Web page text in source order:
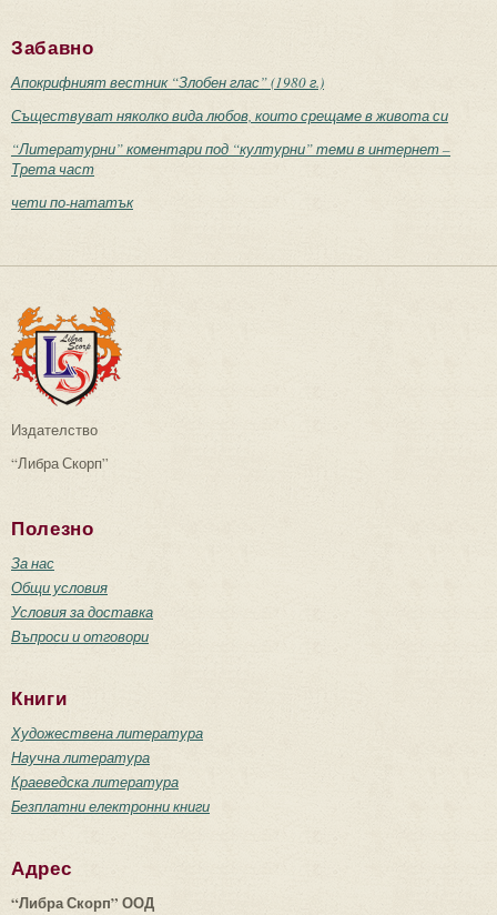
Забавно
Апокрифният вестник “Злобен глас” (1980 г.)
Съществуват няколко вида любов, които срещаме в живота си
“Литературни” коментари под “културни” теми в интернет –
Трета част
чети по-нататък
Издателство
“Либра Скорп”
Полезно
За нас
Общи условия
Условия за доставка
Въпроси и отговори
Книги
Художествена литература
Научна литература
Краеведска литература
Безплатни електронни книги
Адрес
“Либра Скорп” ООД